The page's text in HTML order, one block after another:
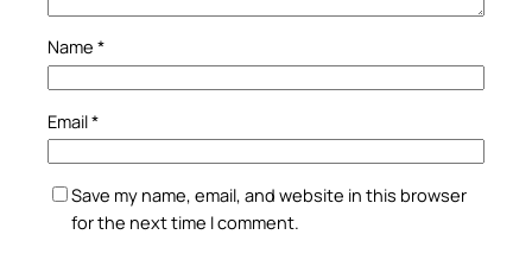
Name *
Email*
Save my name, email, and website in this browser
for the next time I comment.